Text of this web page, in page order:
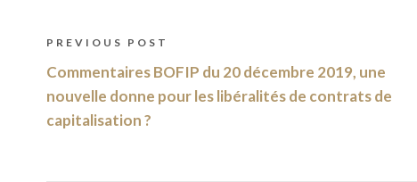
PREVIOUS POST
Commentaires BOFIP du 20 décembre 2019, une
nouvelle donne pour les libéralités de contrats de
capitalisation ?